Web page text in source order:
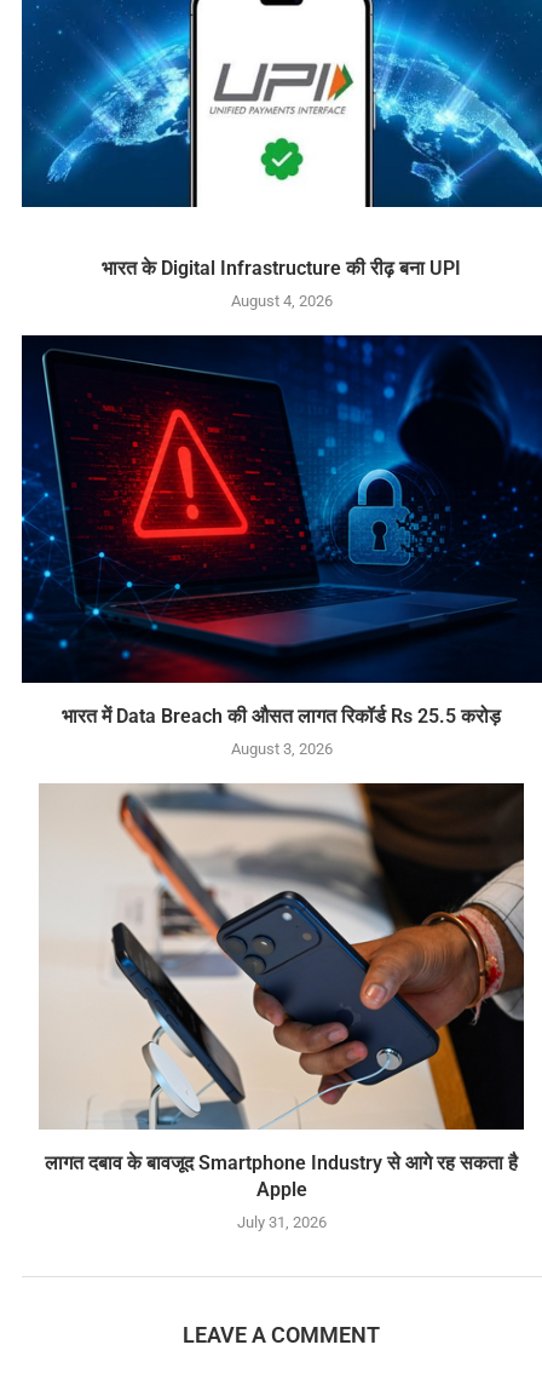
भारत के Digital Infrastructure की रीढ़ बना UPI
August 4, 2026
भारत में Data Breach की औसत लागत रिकॉर्ड Rs 25.5 करोड़
August 3, 2026
लागत दबाव के बावजूद Smartphone Industry से आगे रह सकता है
Apple
July 31, 2026
LEAVE A COMMENT